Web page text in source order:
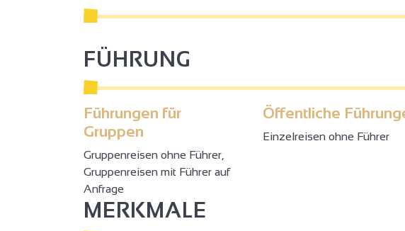
FÜHRUNG
Führungen für
Gruppen
Gruppenreisen ohne Führer,
Gruppenreisen mit Führer auf
Anfrage
Öffentliche
Einzelreisen ohne Führer
MERKMALE